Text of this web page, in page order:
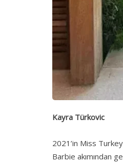
Kayra Türkovic
2021’in Miss
Barbie akımından